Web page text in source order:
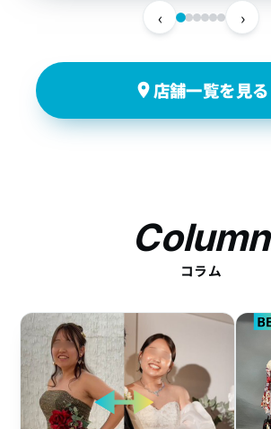
‹ ›
店舗一覧を見る
Column
コラム